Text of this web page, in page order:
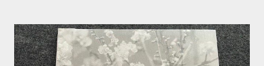
IACOVIELLO:
BIRDS